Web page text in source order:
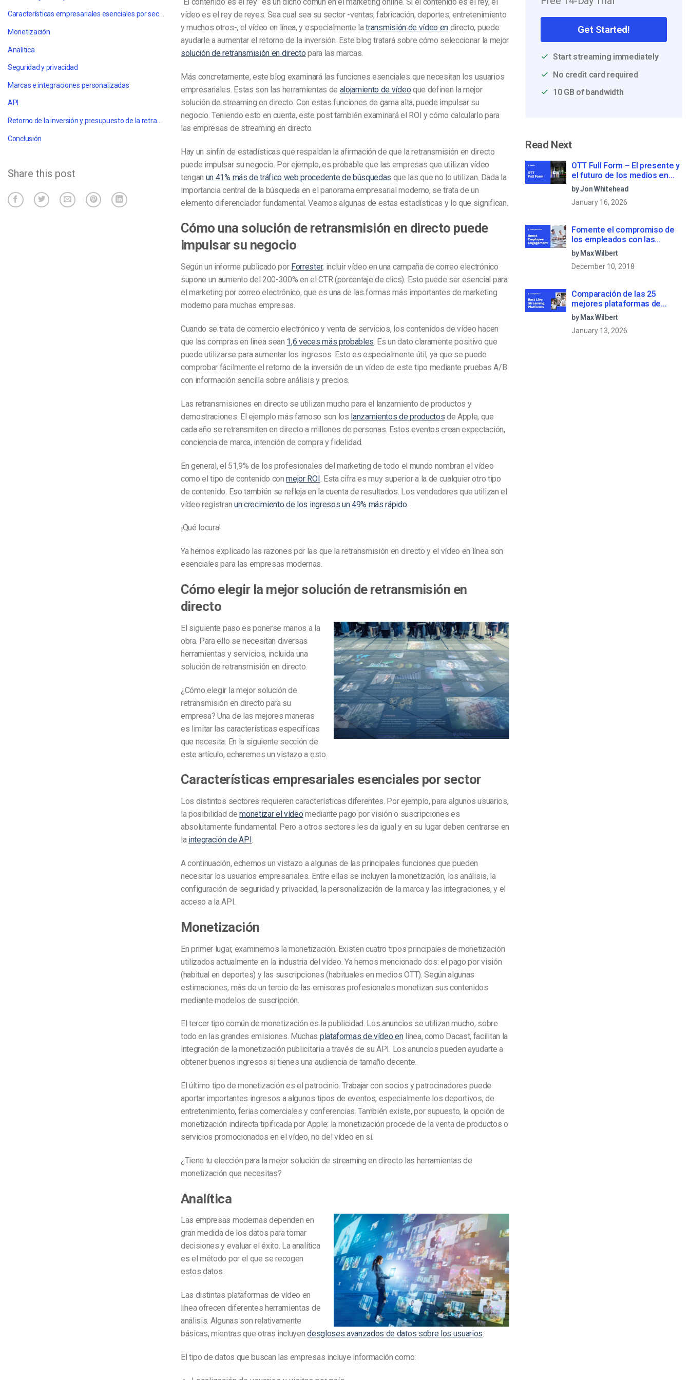
Características empresariales esenciales por sector
Monetización
Analítica
Seguridad y privacidad
Marcas e integraciones personalizadas
API
Retorno de la inversión y presupuesto de la retransmisión en directo
Conclusión
Share this post
vídeo es el rey de reyes. Sea cual sea su sector -ventas, fabricación, deportes, entretenimiento
y muchos otros-, el vídeo en línea, y especialmente latransmisión de vídeo en directo, puede
ayudarle a aumentar el retorno de la inversión. Este blog tratará sobre cómo seleccionar la mejor
solución de retransmisión en directo para las marcas.
Más concretamente, este blog examinará las funciones esenciales que necesitan los usuarios
empresariales. Estas son las herramientas de alojamiento de vídeo que definen la mejor
solución de streaming en directo. Con estas funciones de gama alta, puede impulsar su
negocio. Teniendo esto en cuenta, este post también examinará el ROI y cómo calcularlo para
las empresas de streaming en directo.
Hay un sinfín de estadísticas que respaldan la afirmación de que la retransmisión en directo
puede impulsar su negocio. Por ejemplo, es probable que las empresas que utilizan vídeo
tengan un 41% más de tráfico web procedente de búsquedas que las que no lo utilizan. Dada la
importancia central de la búsqueda en el panorama empresarial moderno, se trata de un
elemento diferenciador fundamental. Veamos algunas de estas estadísticas y lo que significan.
Cómo una solución de retransmisión en directo puede
impulsar su negocio
Según un informe publicado por Forrester, incluir vídeo en una campaña de correo electrónico
supone un aumento del 200-300% en el CTR (porcentaje de clics). Esto puede ser esencial para
el marketing por correo electrónico, que es una de las formas más importantes de marketing
moderno para muchas empresas.
Cuando se trata de comercio electrónico y venta de servicios, los contenidos de vídeo hacen
que las compras en línea sean 1,6 veces más probables. Es un dato claramente positivo que
puede utilizarse para aumentar los ingresos. Esto es especialmente útil, ya que se puede
comprobar fácilmente el retorno de la inversión de un vídeo de este tipo mediante pruebas A/B
con información sencilla sobre análisis y precios.
Las retransmisiones en directo se utilizan mucho para el lanzamiento de productos y
demostraciones. El ejemplo más famoso son los lanzamientos de productos de Apple, que
cada año se retransmiten en directo a millones de personas. Estos eventos crean expectación,
conciencia de marca, intención de compra y fidelidad.
En general, el 51,9% de los profesionales del marketing de todo el mundo nombran el vídeo
como el tipo de contenido conmejor ROI . Esta cifra es muy superior a la de cualquier otro tipo
de contenido. Eso también se refleja en la cuenta de resultados. Los vendedores que utilizan el
vídeo registran un crecimiento de los ingresos un 49% más rápido
¡Qué locura!
Ya hemos explicado las razones por las que la retransmisión en directo y el vídeo en línea son
esenciales para las empresas modernas.
Cómo elegir la mejor solución de retransmisión en
directo
El siguiente paso es ponerse manos a la
obra. Para ello se necesitan diversas
herramientas y servicios, incluida una
solución de retransmisión en directo.
¿Cómo elegir la mejor solución de
retransmisión en directo para su
empresa? Una de las mejores maneras
es limitar las características específicas
que necesita. En la siguiente sección de
este artículo, echaremos un vistazo a esto.
Características empresariales esenciales por sector
Los distintos sectores requieren características diferentes. Por ejemplo, para algunos usuarios,
la posibilidad demonetizar el vídeo mediante pago por visión o suscripciones es
absolutamente fundamental. Pero a otros sectores les da igual y en su lugar deben centrarse en
la integración de API.
A continuación, echemos un vistazo a algunas de las principales funciones que pueden
necesitar los usuarios empresariales. Entre ellas se incluyen la monetización, los análisis, la
configuración de seguridad y privacidad, la personalización de la marca y las integraciones, y el
acceso a la API.
Monetización
En primer lugar, examinemos la monetización. Existen cuatro tipos principales de monetización
utilizados actualmente en la industria del vídeo. Ya hemos mencionado dos: el pago por visión
(habitual en deportes) y las suscripciones (habituales en medios OTT). Según algunas
estimaciones, más de un tercio de las emisoras profesionales monetizan sus contenidos
mediante modelos de suscripción.
El tercer tipo común de monetización es la publicidad. Los anuncios se utilizan mucho, sobre
todo en las grandes emisiones. Muchas plataformas de vídeo enlínea, como Dacast, facilitan la
integración de la monetización publicitaria a través de su API. Los anuncios pueden ayudarte a
obtener buenos ingresos si tienes una audiencia de tamaño decente.
El último tipo de monetización es el patrocinio. Trabajar con socios y patrocinadores puede
aportar importantes ingresos a algunos tipos de eventos, especialmente los deportivos, de
entretenimiento, ferias comerciales y conferencias. También existe, por supuesto, la opción de
monetización indirecta tipificada por Apple: la monetización procede de la venta de productos o
servicios promocionados en el vídeo, no del vídeo en sí.
¿Tiene tu elección para la mejor solución de streaming en directo las herramientas de
monetización que necesitas?
Analítica
Las empresas modernas dependen en
gran medida de los datos para tomar
decisiones y evaluar el éxito. La analítica
es el método por el que se recogen
estos datos.
Las distintas plataformas de vídeo en
línea ofrecen diferentes herramientas de
análisis. Algunas son relativamente
básicas, mientras que otras incluyendesgloses avanzados de datos sobre los usuarios.
El tipo de datos que buscan las empresas incluye información como:
Get Started!
Start streaming immediately
No credit card required
10 GB of bandwidth
Read Next
OTT Full Form – El presente y
el futuro de los medios en
streaming
by Jon Whitehead
January 16, 2026
Fomente el compromiso de
los empleados con las
comunicaciones corporativas
en directo
by Max Wilbert
December 10, 2018
Comparación de las 25
mejores plataformas de
streaming en directo en 2025
by Max Wilbert
January 13, 2026